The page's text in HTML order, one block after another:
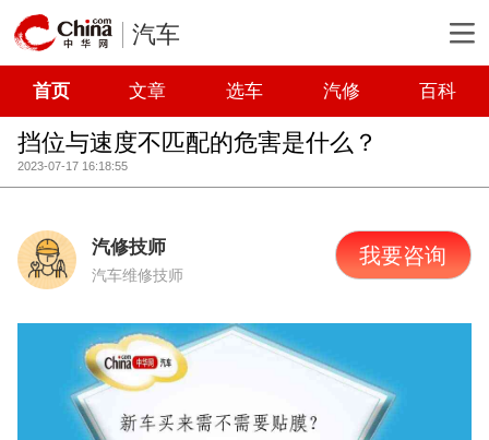
汽车
首页 文章 选车 汽修 百科
挡位与速度不匹配的危害是什么？
2023-07-17 16:18:55
汽修技师
汽车维修技师
我要咨询